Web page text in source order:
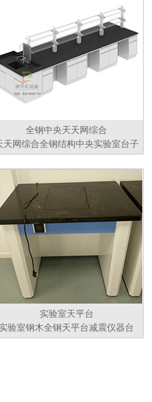
全钢中央天天网综合
天网综合全钢结构中央实验室台子
实验室天平台
实验室钢木全钢天平台减震仪器台